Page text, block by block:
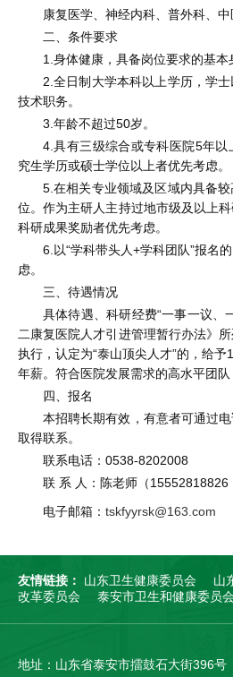
康复医学、神经内科、普外科、中
二、条件要求
1.身体健康，具备岗位要求的基本
2.全日制大学本科以上学历，学
技术职务。
3.年龄不超过50岁。
4.具有三级综合或专科医院5年
究生学历或硕士学位以上者优先考虑。
5.在相关专业领域及区域内具备
位。作为主研人主持过地市级及以上
科研成果奖励者优先考虑。
6.以“学科带头人+学科团队”报名
虑。
三、待遇情况
具体待遇、科研经费“一事一议、
二康复医院人才引进管理暂行办法》
执行，认定为“泰山顶尖人才”的，给
年薪。符合医院发展需求的高水平团队
四、报名
本招聘长期有效，有意者可通过
取得联系。
联系电话：0538-8202008
联 系 人：陈老师（15552818826
电子邮箱： tskfyyrsk@163.com
友情链接： 山东卫生健康委员会 山
改革委员会
泰安市卫生和健康委员
地址：山东省泰安市擂鼓石大街396号